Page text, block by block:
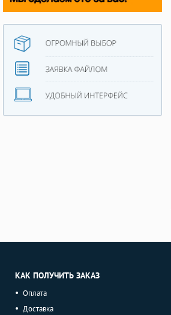
КАК ПОЛУЧИТЬ ЗАКАЗ
Оплата
Доставка